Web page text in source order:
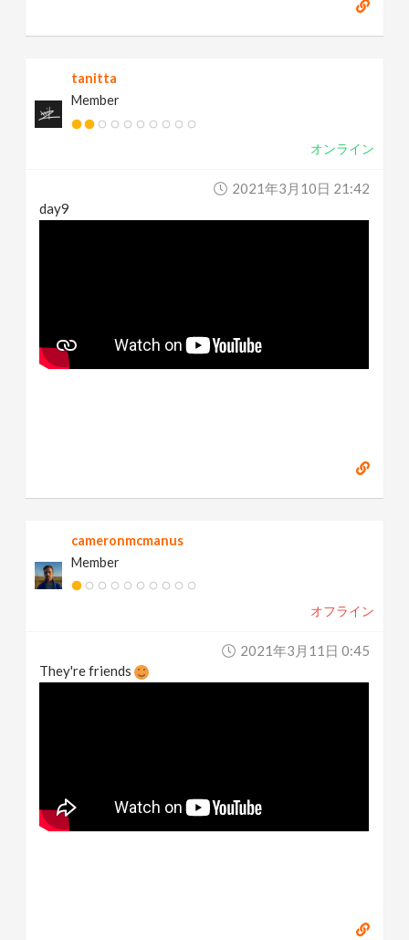
tanitta
Member
オンライン
2021年3月10日 21:42
day9
cameronmcmanus
Member
オフライン
2021年3月11日 0:45
They're friends